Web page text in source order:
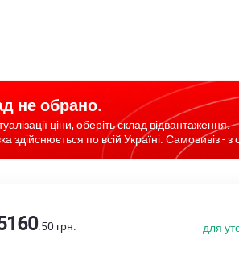
не обрано.
ціни, оберіть склад відвантаження.
здійснюється по всій Україні. Самовивіз - з
.50 грн. для